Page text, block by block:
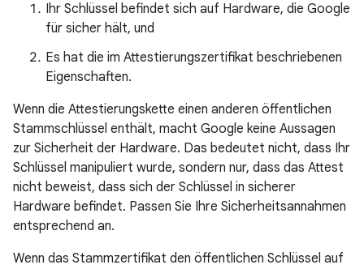
Ihr Schlüssel befindet sich auf Hardware, die Google
für sicher hält, und
Es hat die im Attestierungszertifikat beschriebenen
Eigenschaften.
Wenn die Attestierungskette einen anderen öffentlichen
Stammschlüssel enthält, macht Google keine Aussagen
zur Sicherheit der Hardware. Das bedeutet nicht, dass Ihr
Schlüssel manipuliert wurde, sondern nur, dass das Attest
nicht beweist, dass sich der Schlüssel in sicherer
Hardware befindet. Passen Sie Ihre Sicherheitsannahmen
entsprechend an.
Wenn das Stammzertifikat den öffentlichen Schlüssel auf